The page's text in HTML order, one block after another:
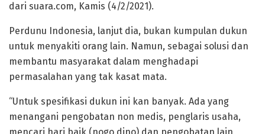
dari suara.com, Kamis (4/2/2021).
Perdunu Indonesia, lanjut dia, bukan kumpulan dukun
untuk menyakiti orang lain. Namun, sebagai solusi dan
membantu masyarakat dalam menghadapi
permasalahan yang tak kasat mata.
“Untuk spesifikasi dukun ini kan banyak. Ada yang
menangani pengobatan non medis, penglaris usaha,